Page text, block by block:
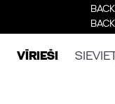
VĪRIEŠI